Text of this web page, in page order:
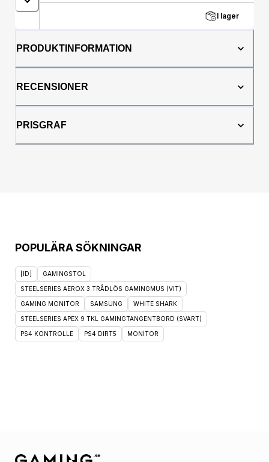
I lager
PRODUKTINFORMATION
RECENSIONER
PRISGRAF
POPULÄRA SÖKNINGAR
[ID] GAMINGSTOL
STEELSERIES AEROX 3 TRÅDLÖS GAMINGMUS (VIT)
GAMING MONITOR SAMSUNG WHITE SHARK
STEELSERIES APEX 9 TKL GAMINGTANGENTBORD (SVART)
PS4 KONTROLLE PS4 DIRT5 MONITOR